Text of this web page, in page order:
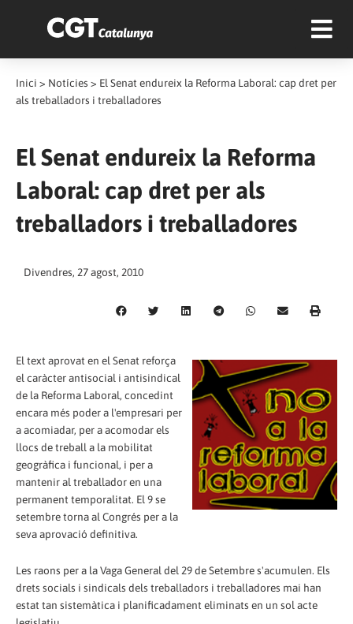
Inici > Notícies > El Senat endureix la Reforma Laboral: cap dret per
als treballadors i treballadores
El Senat endureix la Reforma
Laboral: cap dret per als
treballadors i treballadores
Divendres, 27 agost, 2010
El text aprovat en el Senat reforça
el caràcter antisocial i antisindical
de la Reforma Laboral, concedint
encara més poder a l'empresari per
a acomiadar, per a acomodar els
llocs de treball a la mobilitat
geogràfica i funcional, i per a
mantenir al treballador en una
permanent temporalitat. El 9 se
setembre torna al Congrés per a la
seva aprovació definitiva.
Les raons per a la Vaga General del 29 de Setembre s'acumulen. Els
drets socials i sindicals dels treballadors i treballadores mai han
estat tan sistemàtica i planificadament eliminats en un sol acte